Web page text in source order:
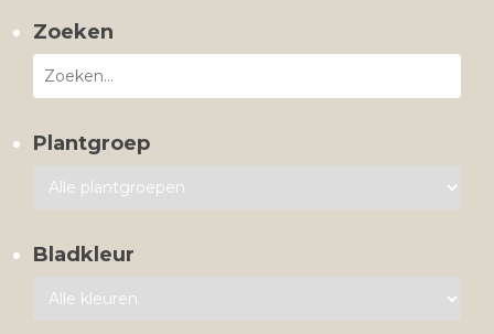
Zoeken
Plantgroep
Bladkleur